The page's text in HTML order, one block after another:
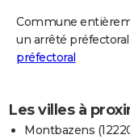
Commune
un arrêté préfectoral
préfectoral
Les villes à
Montbazens